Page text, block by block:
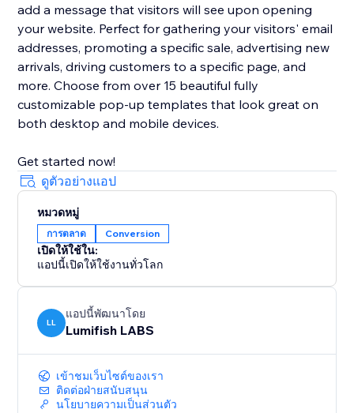
add a message that visitors will see upon opening
your website. Perfect for gathering your visitors' email
addresses, promoting a specific sale, advertising new
arrivals, driving customers to a specific page, and
more. Choose from over 15 beautiful fully
customizable pop-up templates that look great on
both desktop and mobile devices.
Get started now!
ดูตัวอย่างแอป
หมวดหมู่
การตลาด Conversion
เปิดให้ใช้ใน:
แอปนี้เปิดให้ใช้งานทั่วโลก
LL
แอปนี้พัฒนาโดย
Lumifish LABS
เข้าชมเว็บไซต์ของเรา
ติดต่อฝ่ายสนับสนุน
นโยบายความเป็นส่วนตัว